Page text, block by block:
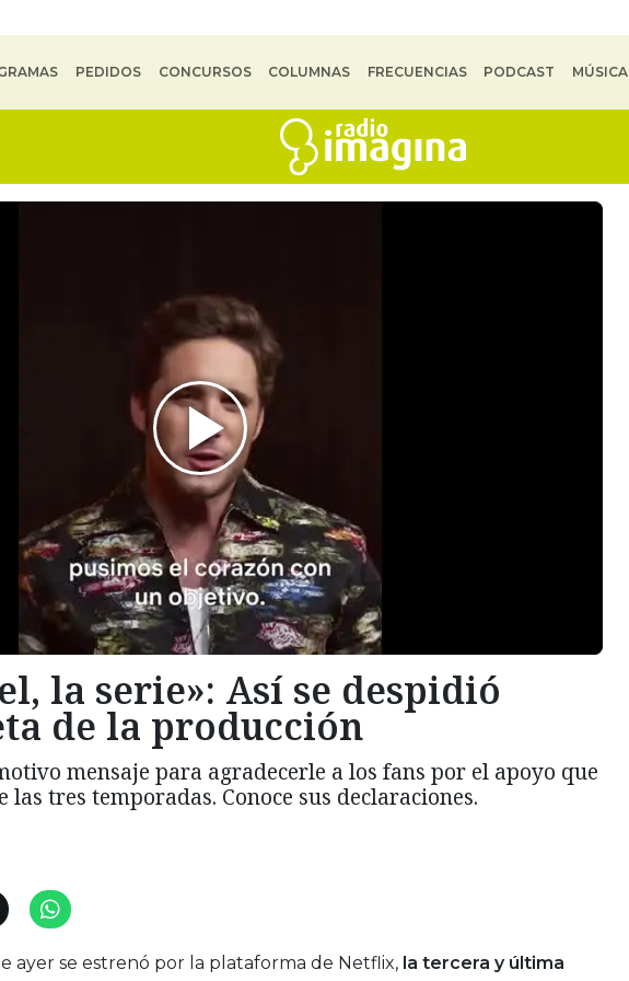
PEDIDOS CONCURSOS COLUMNAS FRECUENCIAS PODCAST MÚSICA
la serie»: Así se despidió
de la producción
mensaje para agradecerle a los fans por el apoyo que
tres temporadas. Conoce sus declaraciones.
ayer se estrenó por la plataforma de Netflix, la tercera y última